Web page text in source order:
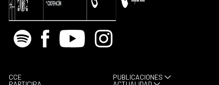
Spotify Facebook
Youtube Instagram
CCE
PUBLICACIONES